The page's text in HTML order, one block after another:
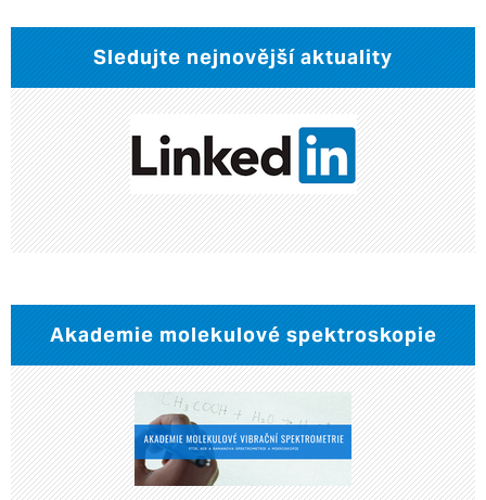
Sledujte nejnovější aktuality
Akademie molekulové spektroskopie